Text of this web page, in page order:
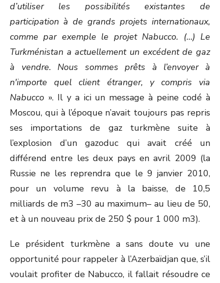
d’utiliser les possibilités existantes de
participation à de grands projets internationaux,
comme par exemple le projet Nabucco. (…) Le
Turkménistan a actuellement un excédent de gaz
à vendre. Nous sommes prêts à l’envoyer à
n'importe quel client étranger, y compris via
Nabucco ». Il y a ici un message à peine codé à
Moscou, qui à l’époque n’avait toujours pas repris
ses importations de gaz turkmène suite à
l’explosion d’un gazoduc qui avait créé un
différend entre les deux pays en avril 2009 (la
Russie ne les reprendra que le 9 janvier 2010,
pour un volume revu à la baisse, de 10,5
milliards de m3 –30 au maximum– au lieu de 50,
et à un nouveau prix de 250 $ pour 1 000 m3).
Le président turkmène a sans doute vu une
opportunité pour rappeler à l’Azerbaïdjan que, s’il
voulait profiter de Nabucco, il fallait résoudre ce